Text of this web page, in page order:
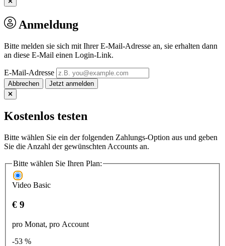
Anmeldung
Bitte melden sie sich mit Ihrer E-Mail-Adresse an, sie erhalten dann
an diese E-Mail einen Login-Link.
E-Mail-Adresse
Abbrechen
Kostenlos testen
Bitte wählen Sie ein der folgenden Zahlungs-Option aus und geben
Sie die Anzahl der gewünschten Accounts an.
Bitte wählen Sie Ihren Plan:
Video Basic
€ 9
pro Monat, pro Account
-53 %